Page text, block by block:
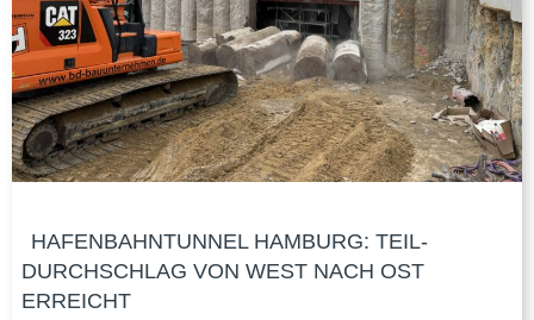
HAFENBAHNTUNNEL HAMBURG: TEIL-
DURCHSCHLAG VON WEST NACH OST
ERREICHT